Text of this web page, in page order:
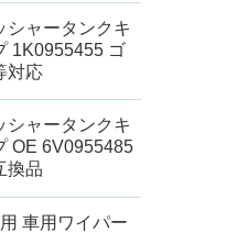
シャータンクキ
1K0955455 ゴ
対応
シャータンクキ
OE 6V0955485
換品
車用ワイパー